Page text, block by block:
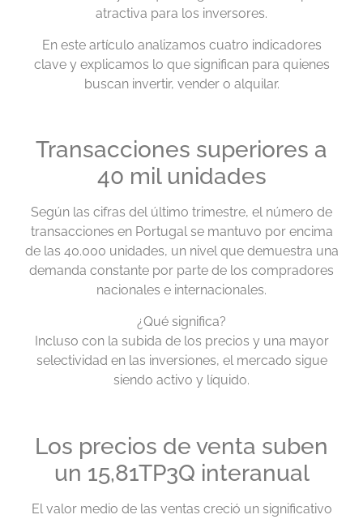
atractiva para los inversores.
En este artículo analizamos cuatro indicadores
clave y explicamos lo que significan para quienes
buscan invertir, vender o alquilar.
Transacciones superiores a
40 mil unidades
Según las cifras del último trimestre, el número de
transacciones en Portugal se mantuvo por encima
de las 40.000 unidades, un nivel que demuestra una
demanda constante por parte de los compradores
nacionales e internacionales.
¿Qué significa?
Incluso con la subida de los precios y una mayor
selectividad en las inversiones, el mercado sigue
siendo activo y líquido.
Los precios de venta suben
un 15,81TP3Q interanual
El valor medio de las ventas creció un significativo